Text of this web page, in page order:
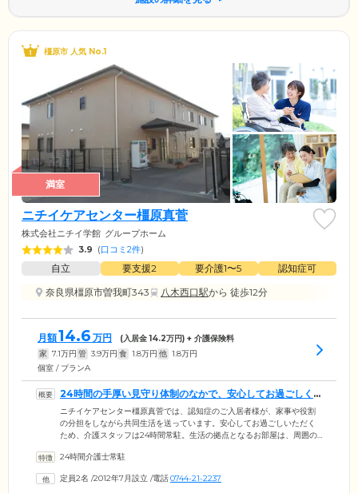
橿原市 人気 No.1
満室
ニチイケアセンター橿原真菅
株式会社ニチイ学館 グループホーム
3.9 (口コミ2件)
自立 要支援2 要介護1〜5
認知症可
奈良県橿原市曽我町343
八木西口駅から 徒歩12分
月額14.6 万円 (入居金14.2万円) + 介護保険料
家 7.1万円 管 3.9万円 食 1.8万円 他 1.8万円
個室 / プランA
24時間の手厚い見守り体制のなかで、安心してお過ごしく
ださい
ニチイケアセンター橿原真菅では、認知症のご入居者様が、家事や役割
の分担をしながら共同生活を送っています。安心してお過ごしいただく
ため、介護スタッフは24時間常駐。生活の拠点となるお部屋は、周囲の
ビング兼食堂は、みなさまが自然と集えるよう余裕のある空間を確保。
い。お食事は旬の食材を使用したメニューを1日3食ご提供しています。
24時間介護士常駐
定員2名 /2012年7月設立 /電話0744-21-2237